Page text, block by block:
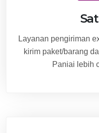
Layanan pengiriman
kirim paket/barang
Paniai lebih